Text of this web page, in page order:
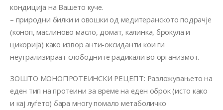
кондиција на Вашето куче.
– природни билки и овошки од медитеранското подрачје
(коноп, маслиново масло, домат, калинка, брокула и
цикорија) како извор анти-оксиданти кои ги
неутрализираат слободните радикали во организмот.
ЗОШТО МОНОПРОТЕИНСКИ РЕЦЕПТ: Разложувањето на
еден тип на протеини за време на еден оброк (исто како
и кај луѓето) бара многу помало метаболичко